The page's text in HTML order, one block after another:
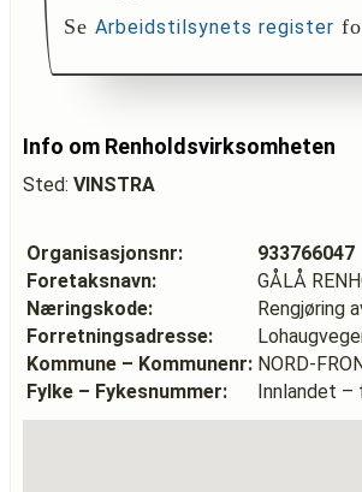
Se Arbeidstilsynets register
Info om Renholdsvirksomheten
Sted: VINSTRA
Organisasjonsnr:
933766047
Foretaksnavn:
GÅLÅ
Næringskode:
Rengjøring
Forretningsadresse:
Kommune – Kommunenr: NORD-
Fylke – Fykesnummer:
Innlandet –